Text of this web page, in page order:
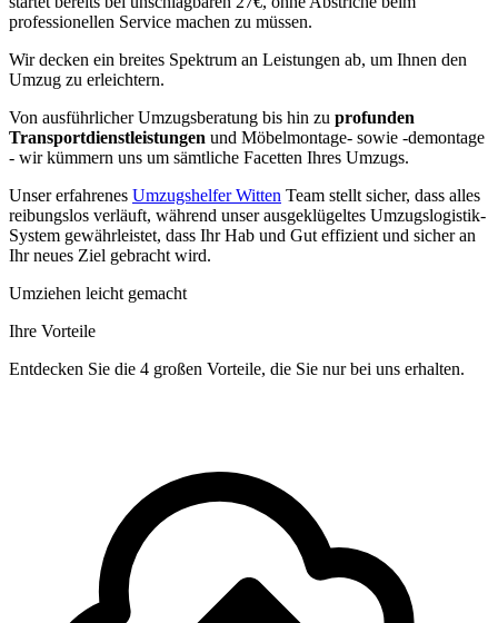
professionellen Service machen zu müssen.
Wir decken ein breites Spektrum an Leistungen ab, um Ihnen den
Umzug zu erleichtern.
Von ausführlicher Umzugsberatung bis hin zu profunden
Transportdienstleistungen und Möbelmontage- sowie -demontage
- wir kümmern uns um sämtliche Facetten Ihres Umzugs.
Unser erfahrenes Umzugshelfer Witten Team stellt sicher, dass alles
reibungslos verläuft, während unser ausgeklügeltes Umzugslogistik-
System gewährleistet, dass Ihr Hab und Gut effizient und sicher an
Ihr neues Ziel gebracht wird.
Umziehen leicht gemacht
Ihre Vorteile
Entdecken Sie die 4 großen Vorteile, die Sie nur bei uns erhalten.